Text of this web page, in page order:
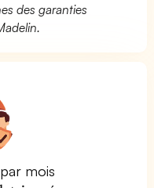
des garanties
mois